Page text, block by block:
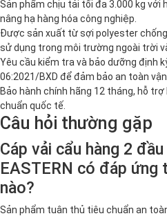
Sản phẩm chịu tải tối đa 3.000 kg với
nâng hạ hàng hóa công nghiệp.
Được sản xuất từ sợi polyester
sử dụng trong môi trường ngoài trời
Yêu cầu kiểm tra và bảo dưỡng định
06:2021/BXD để đảm bảo an toàn vận
Bảo hành chính hãng 12 tháng, hỗ
chuẩn quốc tế.
Câu hỏi thường gặp
Cáp vải cẩu hàng 2
EASTERN có đáp ứng
nào?
Sản phẩm tuân thủ tiêu chuẩn an